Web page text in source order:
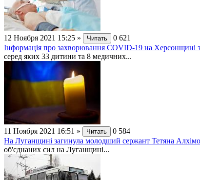
12 Ноября 2021 15:25 » Читать 0 621
Інформація про захворювання СОVID-19 на Херсонщині
серед яких 33 дитини та 8 медичних...
11 Ноября 2021 16:51 » Читать 0 584
На Луганщині загинула молодший сержант Тетяна
об'єднаних сил на Луганщині...